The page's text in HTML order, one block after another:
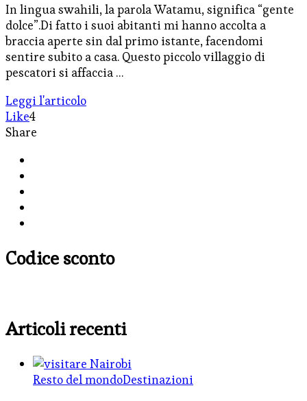
In lingua swahili, la parola Watamu, significa “gente
dolce”.Di fatto i suoi abitanti mi hanno accolta a
braccia aperte sin dal primo istante, facendomi
sentire subito a casa. Questo piccolo villaggio di
pescatori si affaccia …
Leggi l'articolo
Like4
Share
Codice sconto
Articoli recenti
Resto del mondoDestinazioni